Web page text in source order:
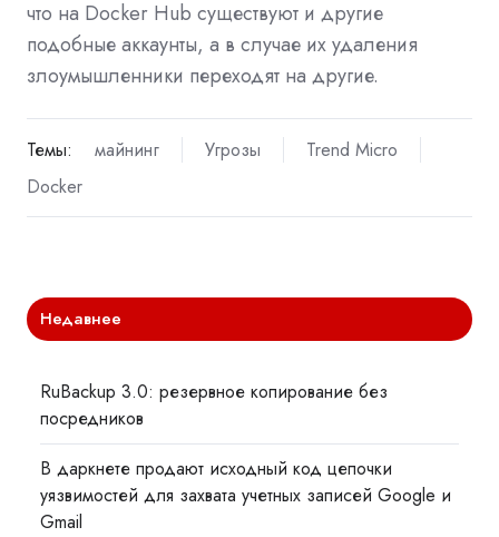
что на Docker Hub существуют и другие
подобные аккаунты, а в случае их удаления
злоумышленники переходят на другие.
Темы: майнинг Угрозы
Trend Micro
Docker
Недавнее
RuBackup 3.0: резервное копирование без
посредников
В даркнете продают исходный код цепочки
уязвимостей для захвата учетных записей Google и
Gmail